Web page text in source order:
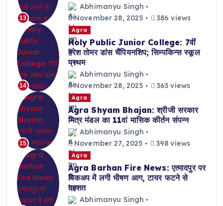
13
Abhimanyu Singh
November 28, 2025
386 views
14
Agra
Holy Public Junior College: 7वीं
हरेश तोमर डांस चैंपियनशिप; सिम्पकिन्स स्कूल
प्रथम
Abhimanyu Singh
November 28, 2025
363 views
15
Agra
Agra Shyam Bhajan: श्रीजी सरकार
मित्र मंडल का 11वां मासिक कीर्तन संपन्न
Abhimanyu Singh
November 27, 2025
398 views
Agra
Agra Barhan Fire News: एत्मादपुर पर
पिकअप में लगी भीषण आग, टायर फटने से
दहशत
Abhimanyu Singh